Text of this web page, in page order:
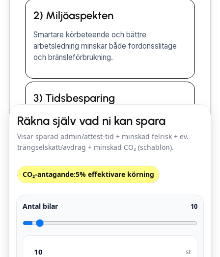
2) Miljöaspekten
Smartare körbeteende och bättre
arbetsledning minskar både fordons­slitage
och bränsleförbrukning.
3) Tidsbesparing
Både förare och företagsledning sparar tid
genom att automatisera tidskrävande
administrativt arbete.
4) Trygghet för personalen
körjournal och blir fri från stressmoment i
vardagen.
Räkna själv vad ni kan spara
Visar sparad admin/attest-tid + minskad felrisk + ev.
trängselskatt/avdrag + minskad CO₂ (schablon).
CO₂-antagande:5% effektivare körning
Antal bilar 10
st